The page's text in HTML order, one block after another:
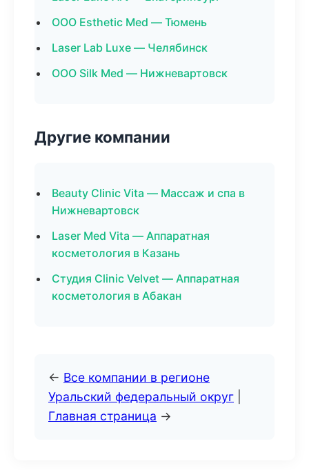
ООО Esthetic Med — Тюмень
Laser Lab Luxe — Челябинск
ООО Silk Med — Нижневартовск
Другие компании
Beauty Clinic Vita — Массаж и спа в
Нижневартовск
Laser Med Vita — Аппаратная
косметология в Казань
Студия Clinic Velvet — Аппаратная
косметология в Абакан
← Все компании в регионе
Уральский федеральный округ
Главная страница →